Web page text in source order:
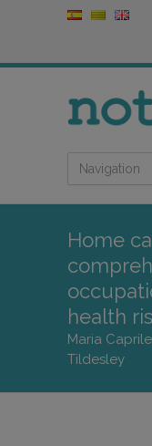
Home
health
Maria
Tildesley